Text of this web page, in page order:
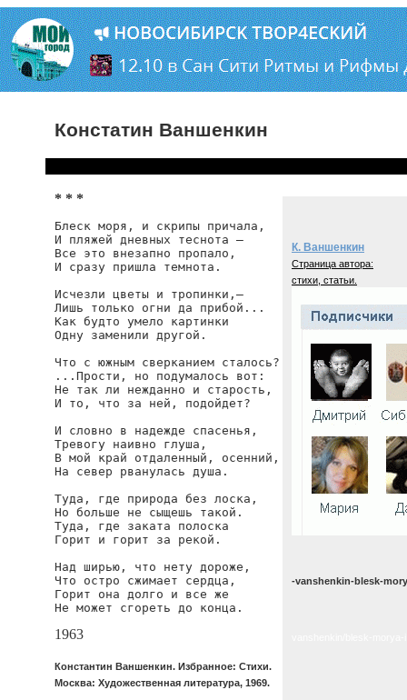
Констатин Ваншенкин
* * *
Блеск моря, и скрипы причала,
И пляжей дневных теснота —
Все это внезапно пропало,
И сразу пришла темнота.
Исчезли цветы и тропинки,—
Лишь только огни да прибой...
Как будто умело картинки
Одну заменили другой.
Что с южным сверканием сталось?
...Прости, но подумалось вот:
Не так ли нежданно и старость,
И то, что за ней, подойдет?
И словно в надежде спасенья,
Тревогу наивно глуша,
В мой край отдаленный, осенний,
На север рванулась душа.
Туда, где природа без лоска,
Но больше не сыщешь такой.
Туда, где заката полоска
Горит и горит за рекой.
Над ширью, что нету дороже,
Что остро сжимает сердца,
Горит она долго и все же
Не может сгореть до конца.
1963
Константин Ваншенкин. Избранное: Стихи.
Москва: Художественная литература, 1969.
К. Ваншенкин
Страница автора:
стихи, статьи.
-vanshenkin-blesk-